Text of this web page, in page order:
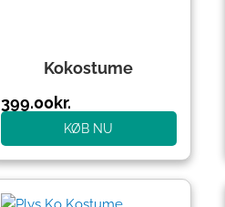
Kokostume
399.00kr.
KØB NU